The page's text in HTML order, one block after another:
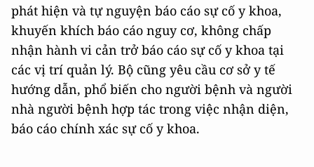
phát hiện và tự nguyện báo cáo sự cố y khoa,
khuyến khích báo cáo nguy cơ, không chấp
nhận hành vi cản trở báo cáo sự cố y khoa tại
các vị trí quản lý. Bộ cũng yêu cầu cơ sở y tế
hướng dẫn, phổ biến cho người bệnh và người
nhà người bệnh hợp tác trong việc nhận diện,
báo cáo chính xác sự cố y khoa.